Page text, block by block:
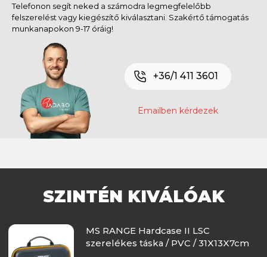
Telefonon segít neked a számodra legmegfelelőbb
felszerelést vagy kiegészítő kiválasztani. Szakértő támogatás
munkanapokon 9-17 óráig!
+36/1 411 3601
Emailben kérdezek
SZINTÉN KIVÁLÓAK
MS RANGE Hardcase II LSC
szerelékes táska / PVC / 31X13X7cm